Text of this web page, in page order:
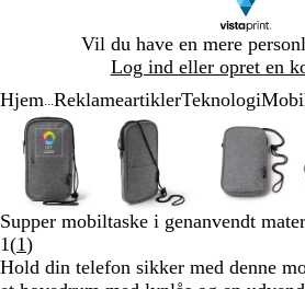
Vil du have en mere
Log ind eller opret en
1
Hjem ReklameartiklerTeknologi
Zoombart
billede
Zoomet
til
minimum
Klik
for
udvide
Brug
tasterne
plus
og
minus
at
zoome
Zoombart
billede
Zoomet
til
minimum
Klik
for
at
udvide
Brug
tasterne
plus
og
minus
at
zoome
billede
Zoomet
Klik
for
udvide
Brug
tasterne
plus
og
minus
at
zoome
Slide
Supper mobiltaske i genanvendt
1(1Læs
1
)
Hold din telefon sikker med denne